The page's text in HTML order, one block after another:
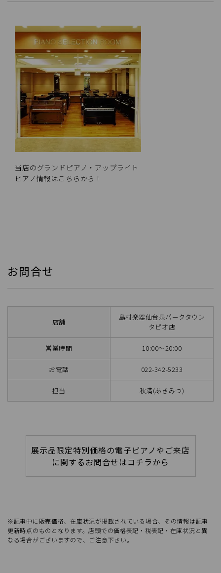
当店のグランドピアノ・アップライト
ピアノ情報はこちらから！
お問合せ
店舗
島村楽器仙台泉パークタウン
タピオ店
営業時間 10:00～20:00
お電話 022-342-5233
担当 秋満(あきみつ)
展示品限定特別価格の電子ピアノやご来店
に関するお問合せはコチラから
※記事中に販売価格、在庫状況が掲載されている場合、その情報は記事
更新時点のものとなります。店頭での価格表記・税表記・在庫状況と異
なる場合がございますので、ご注意下さい。